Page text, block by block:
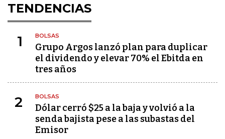
TENDENCIAS
1 BOLSAS
Grupo Argos lanzó plan para duplicar
el dividendo y elevar 70% el Ebitda en
tres años
2 BOLSAS
Dólar cerró $25 a la baja y volvió a la
senda bajista pese a las subastas del
Emisor